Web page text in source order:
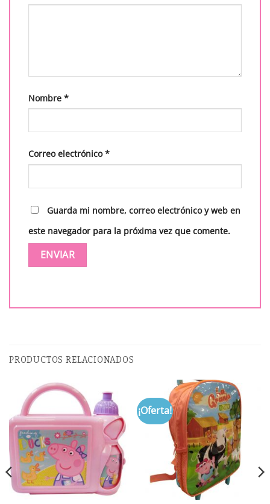
Nombre *
Correo electrónico*
Guarda mi nombre, correo electrónico y web en
este navegador para la próxima vez que comente.
PRODUCTOS RELACIONADOS
¡Oferta!